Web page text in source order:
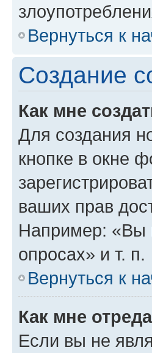
Вернуться к
Создание
Как мне
Для создания
кнопке в окне
ваших прав
Например: «Вы
опросах» и т. п.
Вернуться к
Как мне
Если вы не